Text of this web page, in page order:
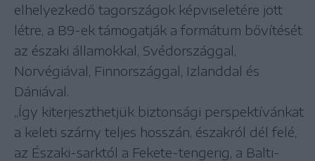
elhelyezkedő tagországok képviseletére jött
létre, a B9-ek támogatják a formátum bővítését
az északi államokkal, Svédországgal,
Norvégiával, Finnországgal, Izlanddal és
Dániával.
„Így kiterjeszthetjük biztonsági perspektívánkat
a keleti szárny teljes hosszán, északról dél felé,
az Északi-sarktól a Fekete-tengerig, a Balti-